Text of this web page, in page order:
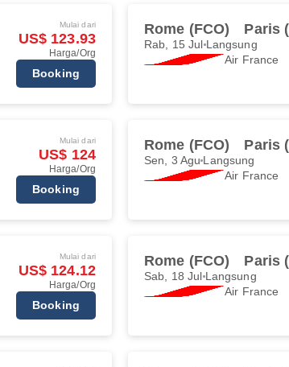
Mulai dari
US$ 123.93
Harga/Org
Booking
Rome (FCO) Paris
Rab, 15 Jul Langsung
Air France
Mulai dari
US$ 124
Harga/Org
Booking
Rome (FCO) Paris
Sen, 3 Agu Langsung
Air France
Mulai dari
US$ 124.12
Harga/Org
Booking
Rome (FCO) Paris
Sab, 18 Jul Langsung
Air France